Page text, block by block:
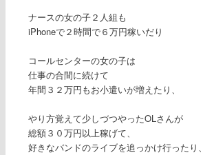
ナースの女の子２人組も
iPhoneで２時間で６万円稼いだり
コールセンターの女の子は
仕事の合間に続けて
年間３２万円もお小遣いが増えたり、
やり方覚えて少しづつやったOLさんが
総額３０万円以上稼げて、
好きなバンドのライブを追っかけ行ったり、